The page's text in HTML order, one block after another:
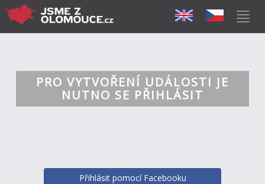
PRO VYTVOŘENÍ UDÁLOSTI JE
NUTNO SE PŘIHLÁSIT
Přihlásit pomocí Facebooku